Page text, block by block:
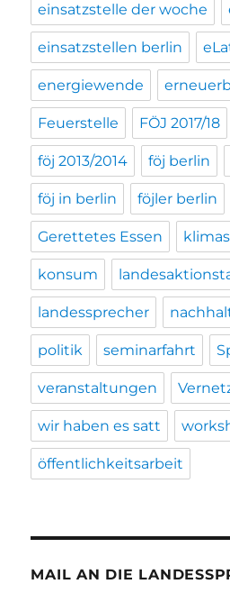
einsatzstelle der woche
einsatzstellen berlin
energiewende
Feuerstelle FÖJ 2017/18
föj 2013/2014 föj berlin
föj in berlin föjler berlin
Gerettetes Essen
konsum
landessprecher
politik seminarfahrt
veranstaltungen
wir haben es satt
öffentlichkeitsarbeit
MAIL AN DIE